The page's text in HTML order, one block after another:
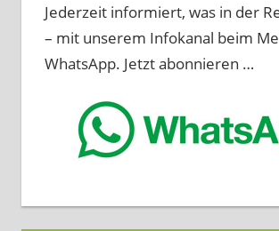
Jederzeit informiert, was in der
– mit unserem Infokanal beim
WhatsApp. Jetzt abonnieren …